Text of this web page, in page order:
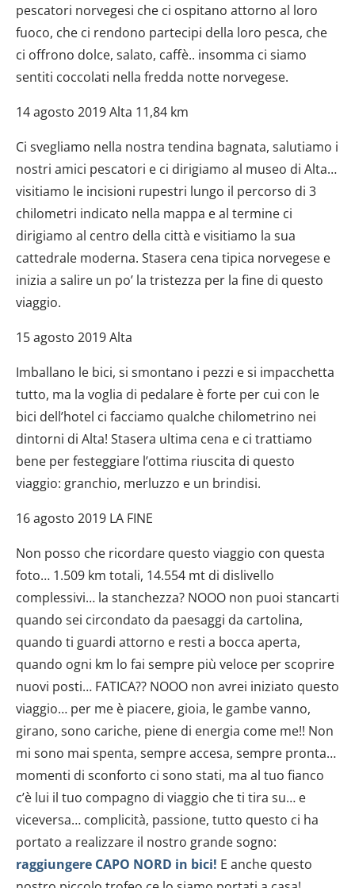
pescatori norvegesi che ci ospitano attorno al loro
fuoco, che ci rendono partecipi della loro pesca, che
ci offrono dolce, salato, caffè.. insomma ci siamo
sentiti coccolati nella fredda notte norvegese.
14 agosto 2019 Alta 11,84 km
Ci svegliamo nella nostra tendina bagnata, salutiamo i
nostri amici pescatori e ci dirigiamo al museo di Alta…
visitiamo le incisioni rupestri lungo il percorso di 3
chilometri indicato nella mappa e al termine ci
dirigiamo al centro della città e visitiamo la sua
cattedrale moderna. Stasera cena tipica norvegese e
inizia a salire un po’ la tristezza per la fine di questo
viaggio.
15 agosto 2019 Alta
Imballano le bici, si smontano i pezzi e si impacchetta
tutto, ma la voglia di pedalare è forte per cui con le
bici dell’hotel ci facciamo qualche chilometrino nei
dintorni di Alta! Stasera ultima cena e ci trattiamo
bene per festeggiare l’ottima riuscita di questo
viaggio: granchio, merluzzo e un brindisi.
16 agosto 2019 LA FINE
Non posso che ricordare questo viaggio con questa
foto… 1.509 km totali, 14.554 mt di dislivello
complessivi… la stanchezza? NOOO non puoi stancarti
quando sei circondato da paesaggi da cartolina,
quando ti guardi attorno e resti a bocca aperta,
quando ogni km lo fai sempre più veloce per scoprire
nuovi posti… FATICA?? NOOO non avrei iniziato questo
viaggio… per me è piacere, gioia, le gambe vanno,
girano, sono cariche, piene di energia come me!! Non
mi sono mai spenta, sempre accesa, sempre pronta…
momenti di sconforto ci sono stati, ma al tuo fianco
c’è lui il tuo compagno di viaggio che ti tira su… e
viceversa… complicità, passione, tutto questo ci ha
portato a realizzare il nostro grande sogno:
raggiungere CAPO NORD in bici! E anche questo